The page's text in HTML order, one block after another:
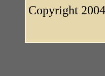
Copyright